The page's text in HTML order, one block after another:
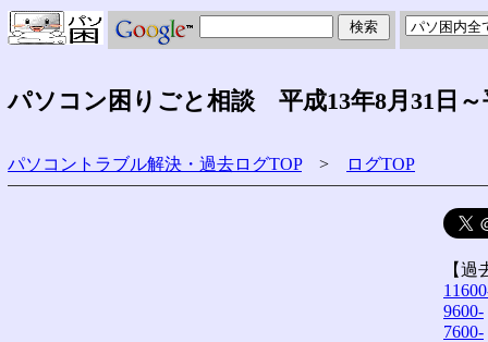
パソコン困りごと相談 平成13年8月31日～
パソコントラブル解決・過去ログTOP> ログTOP
【
9600-
7600-